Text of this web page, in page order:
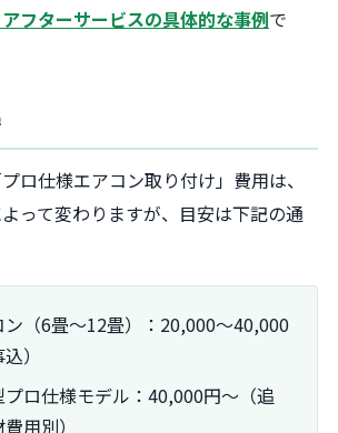
フターサービスの具体的な事例で
ロ仕様エアコン取り付け」費用は、
って変わりますが、目安は下記の通
ン（6畳～12畳）：20,000～40,000
）
ロ仕様モデル：40,000円～（追
用別）